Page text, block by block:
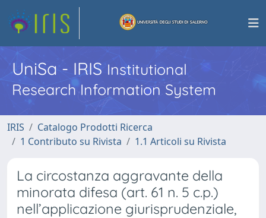
UniSa - IRISInstitutional
Research Information System
IRIS
Catalogo Prodotti Ricerca
1 Contributo su Rivista
1.1 Articoli su Rivista
La circostanza aggravante della
minorata difesa (art. 61 n. 5 c.p.)
nell’applicazione giurisprudenziale,